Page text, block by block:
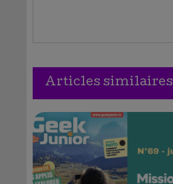
Articles similaires